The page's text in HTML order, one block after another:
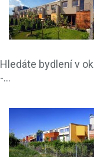
Hledáte bydlení v
-...